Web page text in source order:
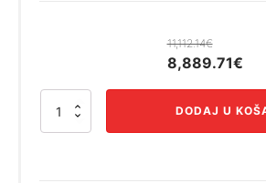
11,112.14€
Izvorna
cijena
bila
je:
8,889.71€
je:
CLIVET
DODAJ U